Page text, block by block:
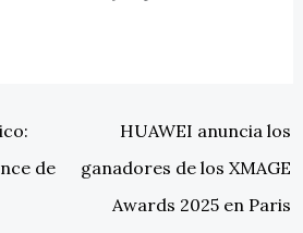
de
HUAWEI anuncia los
ganadores de los XMAGE
Awards 2025 en Paris